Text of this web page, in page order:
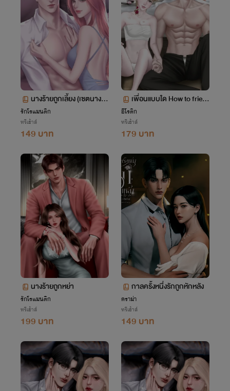
นางร้ายถูกเลี้ยง (เซตนางร้า
ย)
รักโรแมนติก
ทรีเฮ้าส์
149 บาท
เพื่อนแบบใด How to frien
d #FWB
อีโรติก
ทรีเฮ้าส์
179 บาท
นางร้ายถูกหย่า
รักโรแมนติก
ทรีเฮ้าส์
199 บาท
กาลครั้งหนึ่งรักถูกหักหลัง
ดราม่า
ทรีเฮ้าส์
149 บาท